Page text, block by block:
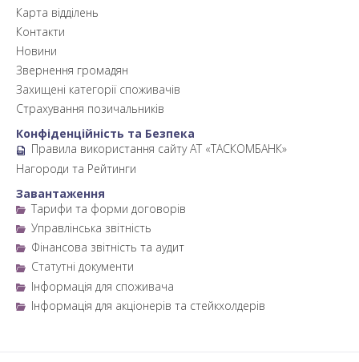
Карта відділень
Контакти
Новини
Звернення громадян
Захищені категорії споживачів
Страхування позичальників
Конфіденційність та Безпека
Правила використання сайту АТ «ТАСКОМБАНК»
Нагороди та Рейтинги
Завантаження
Тарифи та форми договорів
Управлінська звітність
Фінансова звітність та аудит
Статутні документи
Інформація для споживача
Інформація для акціонерів та стейкхолдерів